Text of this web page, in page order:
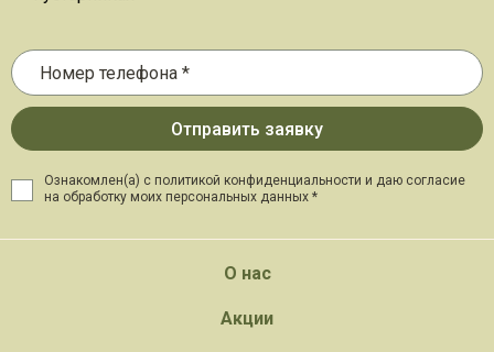
Ознакомлен(а) с политикой конфиденциальности и даю согласие
на обработку моих персональных данных *
О нас
Акции